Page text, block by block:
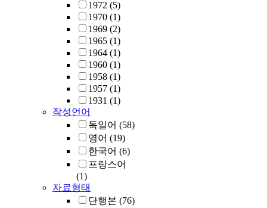
1972 (5)
1970 (1)
1969 (2)
1965 (1)
1964 (1)
1960 (1)
1958 (1)
1957 (1)
1931 (1)
작성언어
독일어 (58)
영어 (19)
한국어 (6)
프랑스어
(1)
자료형태
단행본 (76)